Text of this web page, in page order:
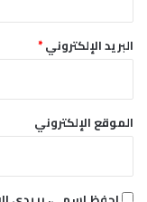
البريد الإلكتروني*
الموقع الإلكتروني